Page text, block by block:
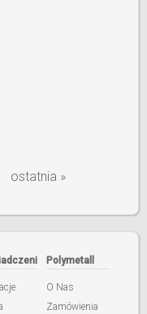
ostatnia »
Polymetall
O Nas
Zamówienia